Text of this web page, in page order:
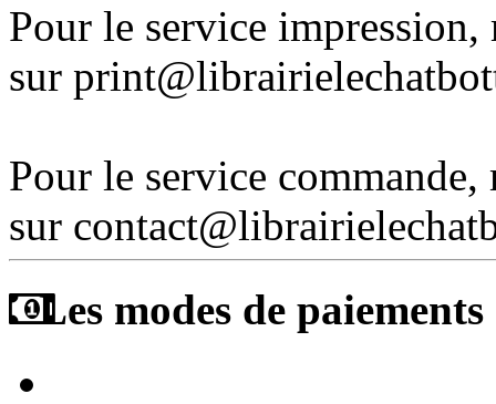
Pour le service
sur
Pour le service
sur
Les modes de